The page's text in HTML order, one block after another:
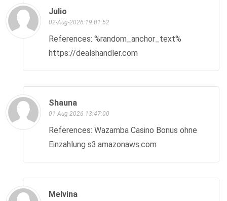
Julio
02-Aug-2026 19:01:52
References: %random_anchor_text%
https://dealshandler.com
Shauna
01-Aug-2026 13:47:00
References: Wazamba Casino Bonus ohne
Einzahlung s3.amazonaws.com
Melvina